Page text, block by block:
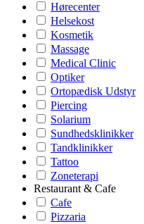
Hørecenter
Helsekost
Kosmetik
Massage
Medical Clinic
Optiker
Ortopædisk Udstyr
Piercing
Solarium
Sundhedsklinikker
Tandklinikker
Tattoo
Zoneterapi
Restaurant & Cafe
Cafe
Pizzaria